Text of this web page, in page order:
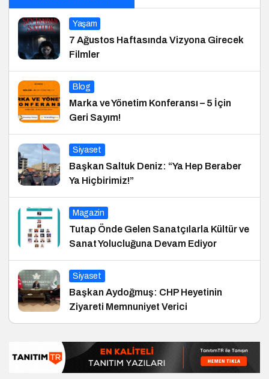
Yaşam
7 Ağustos Haftasında Vizyona Girecek
Filmler
Blog
Marka ve Yönetim Konferansı – 5 İçin
Geri Sayım!
Siyaset
Başkan Saltuk Deniz: “Ya Hep Beraber
Ya Hiçbirimiz!”
Magazin
Tutap Önde Gelen Sanatçılarla Kültür ve
Sanat Yolucluğuna Devam Ediyor
Siyaset
Başkan Aydoğmuş: CHP Heyetinin
Ziyareti Memnuniyet Verici